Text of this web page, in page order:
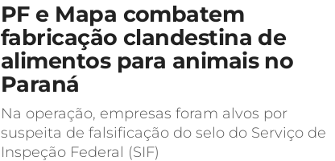
PF e Mapa combatem
fabricação clandestina de
alimentos para animais no
Paraná
Na operação, empresas foram alvos por
suspeita de falsificação do selo do Serviço de
Inspeção Federal (SIF)